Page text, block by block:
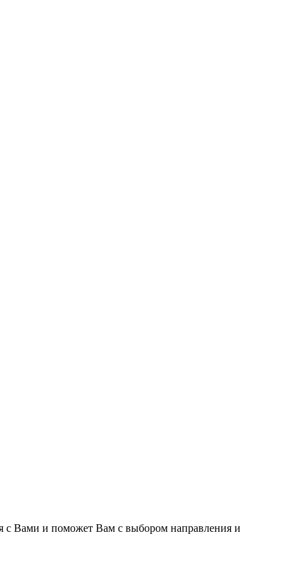
с Вами и поможет Вам с выбором направления и